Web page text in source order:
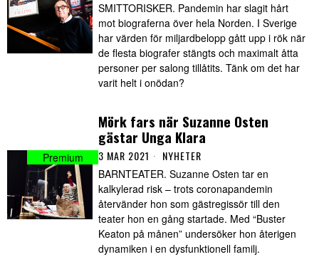
SMITTORISKER. Pandemin har slagit hårt
mot biograferna över hela Norden. I Sverige
har värden för miljardbelopp gått upp i rök när
de flesta biografer stängts och maximalt åtta
personer per salong tillåtits. Tänk om det har
varit helt i onödan?
Mörk fars när Suzanne Osten
gästar Unga Klara
3 MAR 2021 NYHETER
BARNTEATER. Suzanne Osten tar en
kalkylerad risk – trots coronapandemin
återvänder hon som gästregissör till den
teater hon en gång startade. Med “Buster
Keaton på månen” undersöker hon återigen
dynamiken i en dysfunktionell familj.